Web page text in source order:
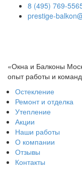
8 (495) 769-
prestige-
«Окна и Балконы
опыт работы и
Остекление
Ремонт и отделка
Утепление
Акции
Наши работы
О компании
Отзывы
Контакты